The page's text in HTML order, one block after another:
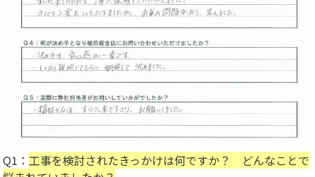
Q1：工事を検討されたきっかけは何ですか？ どんなことで